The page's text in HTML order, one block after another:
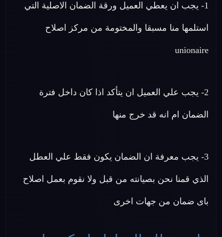
1- يجب ان يعطي العميل ورقة الضمان الاصلية التي
استلمها منا مسبقا والمختومة من مركز اصلاح
unionaire
2- يجب علي العميل ان يتأكد اذا كان داخل فترة
الضمان ام انه قد خرج منها
3- يجب معرفة ان الضمان يكون فقط علي العطل
الذي قمنا نحن بصيانته من قبل ولا نقوم بعمل اصلاح
باى ضمان من جهات اخرى